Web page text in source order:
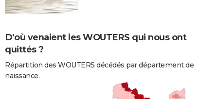
D'où venaient les WOUTERS qui nous ont
quittés ?
Répartition des WOUTERS décédés par département de
naissance.